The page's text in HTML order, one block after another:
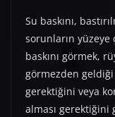
Su baskını,
sorunların yüzeye
baskını görmek,
görmezden
gerektiğini veya
alması gerektiğini